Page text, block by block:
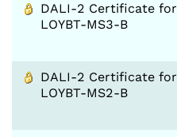
DALI-2 Certificate for
LOYBT-MS3-B
DALI-2 Certificate for
LOYBT-MS2-B